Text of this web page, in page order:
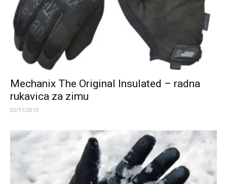
Mechanix The Original Insulated – radna
rukavica za zimu
02/11/2013